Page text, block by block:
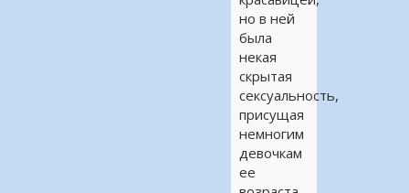
но в ней
была
некая
скрытая
сексуальность,
присущая
немногим
девочкам
ее